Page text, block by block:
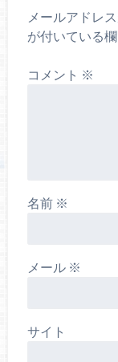
メールアドレ
が付いている
コメント ※
名前 ※
メール ※
サイト